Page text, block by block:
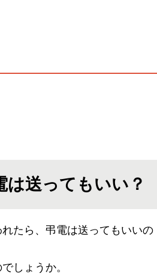
は送ってもいい？
たら、弔電は送ってもいいの
しょうか。